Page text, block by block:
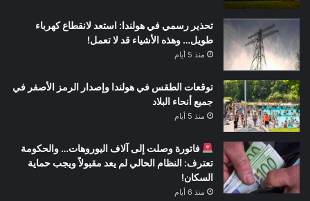
تحذير رسمي في هولندا: استعد لانقطاع كهرباء
طويل… وهذه الأشياء قد لا تعمل!
منذ 5 أيام
توقعات الطقس في هولندا وإصدار الرمز الأصفر في
جميع أنحاء البلاد
منذ 5 أيام
فاتورة وصلت إلى آلاف اليوروهات… والحكومة
تعترف: النظام الحالي لم يعد مقبولاً ويجب حماية
السكان!
منذ 6 أيام